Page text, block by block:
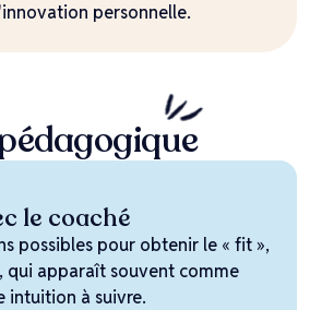
personnelle.
le coaché
possibles pour obtenir le « fit »,
qui apparaît souvent comme
intuition à suivre.